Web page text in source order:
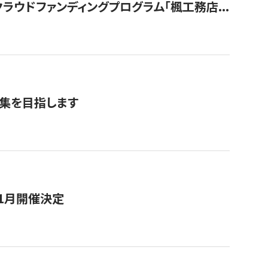
ドファンディングプログラム「楓工務店...
を目指します
月開催決定